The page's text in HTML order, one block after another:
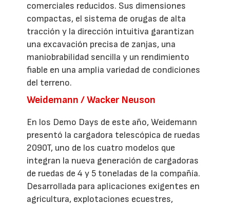
comerciales reducidos. Sus dimensiones
compactas, el sistema de orugas de alta
tracción y la dirección intuitiva garantizan
una excavación precisa de zanjas, una
maniobrabilidad sencilla y un rendimiento
fiable en una amplia variedad de condiciones
del terreno.
Weidemann / Wacker Neuson
En los Demo Days de este año, Weidemann
presentó la cargadora telescópica de ruedas
2090T, uno de los cuatro modelos que
integran la nueva generación de cargadoras
de ruedas de 4 y 5 toneladas de la compañía.
Desarrollada para aplicaciones exigentes en
agricultura, explotaciones ecuestres,